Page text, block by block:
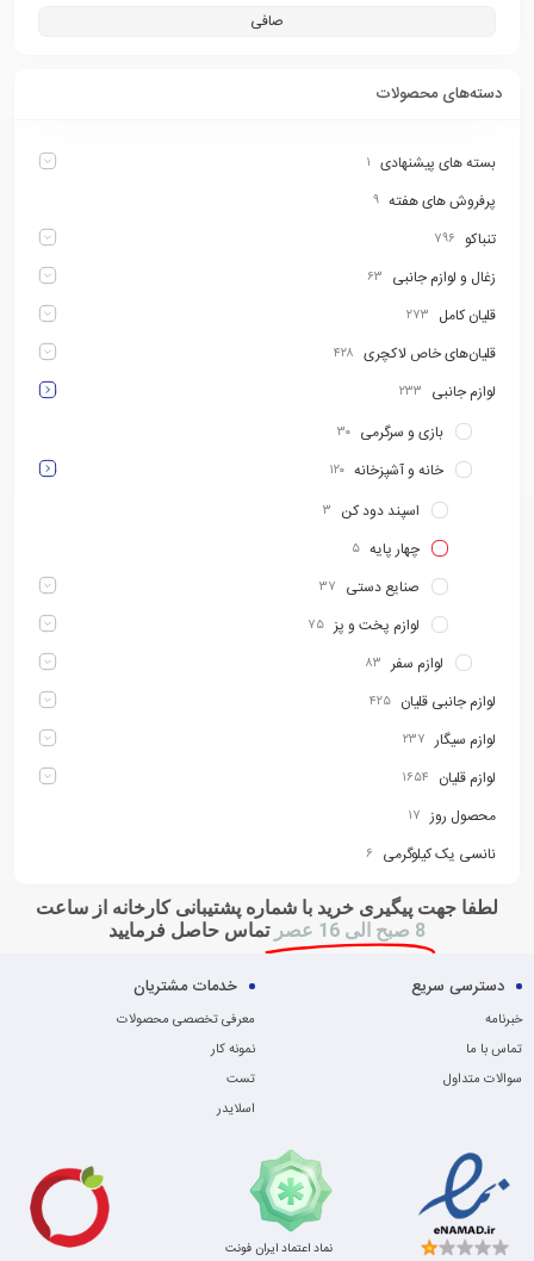
صافی
دسته‌های محصولات
بسته های پیشنهادی ۱
پرفروش های هفته ۹
تنباکو ۷۹۶
زغال و لوازم جانبی ۶۳
قلیان کامل ۲۷۳
قلیان‌های خاص لاکچری ۴۲۸
لوازم جانبی ۲۳۳
بازی و سرگرمی ۳۰
خانه و آشپزخانه ۱۲۰
اسپند دود کن ۳
چهار پایه ۵
صنایع دستی ۳۷
لوازم پخت و پز ۷۵
لوازم سفر ۸۳
لوازم جانبی قلیان ۴۲۵
لوازم سیگار ۲۳۷
لوازم قلیان ۱۶۵۴
محصول روز ۱۷
نانسی یک کیلوگرمی ۶
لطفا جهت پیگیری خرید با شماره پشتیبانی کارخانه از ساعت
8 صبح الی 16 عصر
تماس حاصل فرمایید
دسترسی سریع
خبرنامه
تماس با ما
سوالات متداول
خدمات مشتریان
معرفی تخصصی محصولات
نمونه کار
تست
اسلایدر
نماد اعتماد ایران فونت